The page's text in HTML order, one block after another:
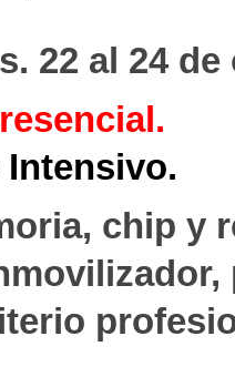
22 al 24 de
chip y